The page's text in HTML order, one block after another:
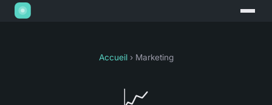
Accueil› Marketing